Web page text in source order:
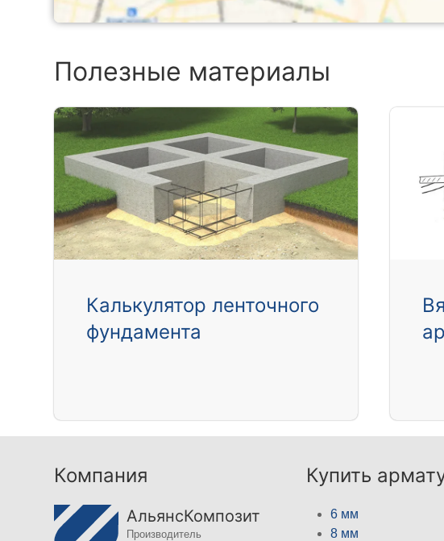
Полезные материалы
Калькулятор ленточного
фундамента
Компания
АльянсКомпозит
Производитель
Купить
6 мм
8 мм